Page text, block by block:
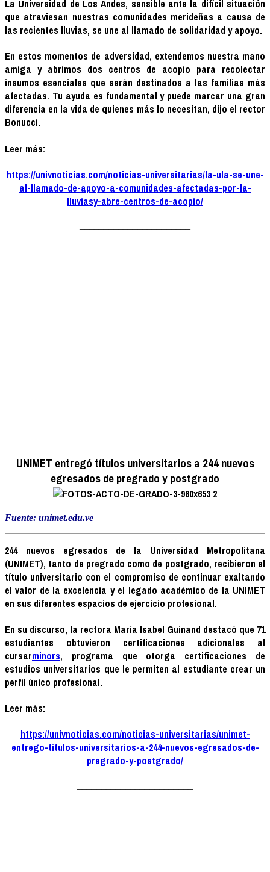
La Universidad de Los Andes, sensible ante la difícil situación
que atraviesan nuestras comunidades merideñas a causa de
las recientes lluvias, se une al llamado de solidaridad y apoyo.
En estos momentos de adversidad, extendemos nuestra mano
amiga y abrimos dos centros de acopio para recolectar
insumos esenciales que serán destinados a las familias más
afectadas. Tu ayuda es fundamental y puede marcar una gran
diferencia en la vida de quienes más lo necesitan, dijo el rector
Bonucci.
Leer más:
https://univnoticias.com/noticias-universitarias/la-ula-se-une-
al-llamado-de-apoyo-a-comunidades-afectadas-por-la-
lluviasy-abre-centros-de-acopio/
UNIMET entregó títulos universitarios a 244 nuevos
egresados de pregrado y postgrado
Fuente: unimet.edu.ve
244 nuevos egresados de la Universidad Metropolitana
(UNIMET), tanto de pregrado como de postgrado, recibieron el
título universitario con el compromiso de continuar exaltando
el valor de la excelencia y el legado académico de la UNIMET
en sus diferentes espacios de ejercicio profesional.
En su discurso, la rectora María Isabel Guinand destacó que 71
estudiantes obtuvieron certificaciones adicionales al
cursarminors, programa que otorga certificaciones de
estudios universitarios que le permiten al estudiante crear un
perfil único profesional.
Leer más:
https://univnoticias.com/noticias-universitarias/unimet-
entrego-titulos-universitarios-a-244-nuevos-egresados-de-
pregrado-y-postgrado/